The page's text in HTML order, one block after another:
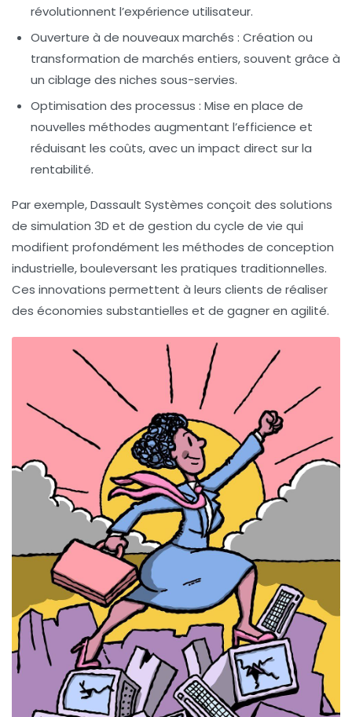
révolutionnent l’expérience utilisateur.
Ouverture à de nouveaux marchés : Création ou
transformation de marchés entiers, souvent grâce à
un ciblage des niches sous-servies.
Optimisation des processus : Mise en place de
nouvelles méthodes augmentant l’efficience et
réduisant les coûts, avec un impact direct sur la
rentabilité.
Par exemple, Dassault Systèmes conçoit des solutions
de simulation 3D et de gestion du cycle de vie qui
modifient profondément les méthodes de conception
industrielle, bouleversant les pratiques traditionnelles.
Ces innovations permettent à leurs clients de réaliser
des économies substantielles et de gagner en agilité.